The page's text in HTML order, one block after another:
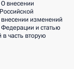
внесении
изменений
и статью
часть вторую